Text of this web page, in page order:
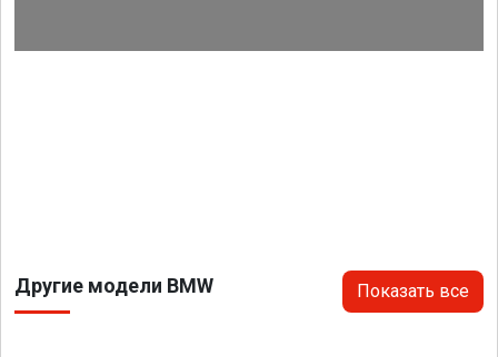
Другие модели BMW Показать все